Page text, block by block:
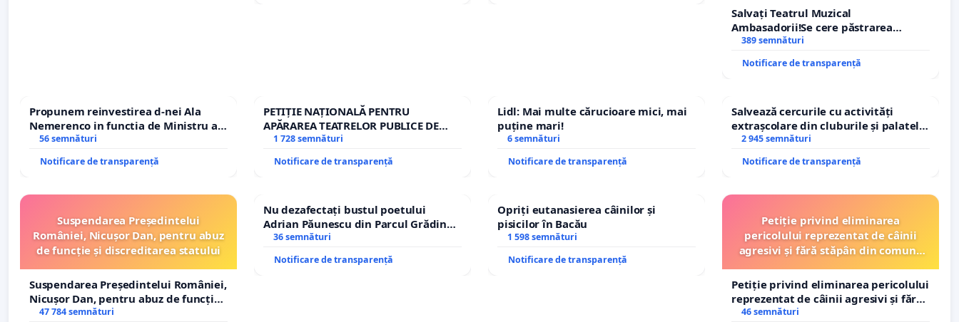
Salvați Teatrul Muzical
Ambasadorii!Se cere păstrarea
managerului general Mihai-Ciprian
389 semnături
Notificare de transparență
Propunem reinvestirea d-nei Ala
Nemerenco in functia de Ministru al
Sanatatii
56 semnături
Notificare de transparență
PETIȚIE NAȚIONALĂ PENTRU
APĂRAREA TEATRELOR PUBLICE DE
REPERTORIU DIN ROMÂNIA
1 728 semnături
Notificare de transparență
Lidl: Mai multe cărucioare mici, mai
puține mari!
6 semnături
Notificare de transparență
Salvează cercurile cu activități
extrașcolare din cluburile și palatele
copiilor
2 945 semnături
Notificare de transparență
Suspendarea Președintelui
României, Nicușor Dan, pentru abuz
de funcție și discreditarea statului
Suspendarea Președintelui României,
Nicușor Dan, pentru abuz de funcție
și discreditarea statului
47 784 semnături
Nu dezafectați bustul poetului
Adrian Păunescu din Parcul Grădina
Icoanei! Stop cenzurii culturale!
36 semnături
Notificare de transparență
Opriți eutanasierea câinilor și
pisicilor în Bacău
1 598 semnături
Notificare de transparență
Petiție privind eliminarea
pericolului reprezentat de câinii
agresivi și fără stăpân din comuna
Petiție privind eliminarea pericolului
reprezentat de câinii agresivi și fără
stăpân din comuna Tunari
46 semnături